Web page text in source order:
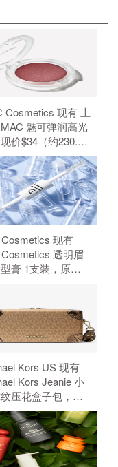
Cosmetics 现有 上
魅可弹润高光
价$34（约230.29
无需使用优惠
现有
透明眉
膏 1支装，原价
Kors US 现有
Kors Jeanie 小
压花盒子包，原
，现特价
（约575.66
额外8.5折，需要
惠码：